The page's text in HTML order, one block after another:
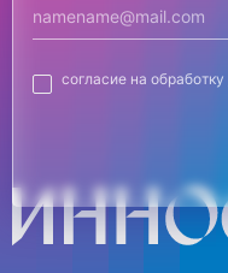
согласие на обработку